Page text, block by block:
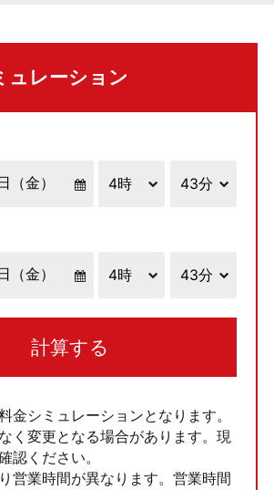
ュレーション
計算する
金シミュレーションとなります。
く変更となる場合があります。現
認ください。
営業時間が異なります。営業時間